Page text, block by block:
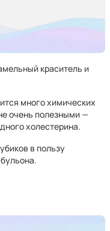
краситель и
много химических
очень полезными —
холестерина.
в пользу